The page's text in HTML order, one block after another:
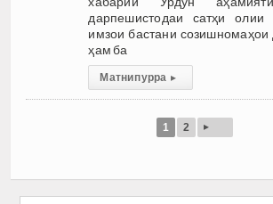
дарпешистодаи сатҳи
имзои бастани созишномаҳои
ҳам ба
Матни пурра ▸
1 2 ▸